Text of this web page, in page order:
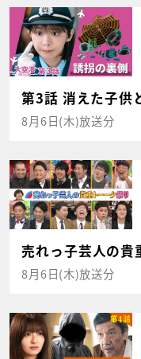
第3話 消えた子供
8月6日(木)放送分
売れっ子芸人の
8月6日(木)放送分